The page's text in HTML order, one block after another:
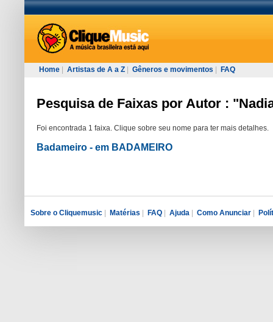
Home Artistas de A a Z Gêneros e movimentos FAQ
Pesquisa de Faixas por Autor :
Foi encontrada 1 faixa. Clique sobre seu nome para ter mais detalhes.
Badameiro - em BADAMEIRO
Sobre o Cliquemusic | Matérias | FAQ | Ajuda | Como Anunciar |